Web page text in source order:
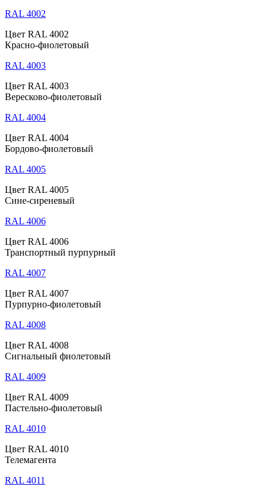
RAL 4002
Цвет RAL 4002
Красно-фиолетовый
RAL 4003
Цвет RAL 4003
Вересково-фиолетовый
RAL 4004
Цвет RAL 4004
Бордово-фиолетовый
RAL 4005
Цвет RAL 4005
Сине-сиреневый
RAL 4006
Цвет RAL 4006
Транспортный пурпурный
RAL 4007
Цвет RAL 4007
Пурпурно-фиолетовый
RAL 4008
Цвет RAL 4008
Сигнальный фиолетовый
RAL 4009
Цвет RAL 4009
Пастельно-фиолетовый
RAL 4010
Цвет RAL 4010
Телемагента
RAL 4011